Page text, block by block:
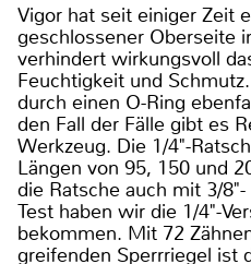
Vigor hat seit einiger Zeit
geschlossener Oberseite
verhindert wirkungsvoll
Feuchtigkeit und
durch einen O-Ring
den Fall der Fälle gibt es
Werkzeug. Die 1/4"-
Längen von 95, 150 und
die Ratsche auch mit 3/
Test haben wir die 1/4"-
bekommen. Mit 72
greifenden Sperrriegel ist